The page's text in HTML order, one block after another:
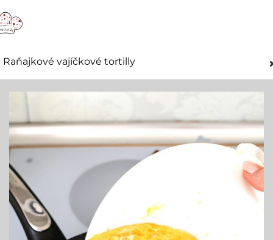
Raňajkové vajíčkové tortilly